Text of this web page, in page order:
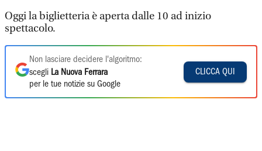
Oggi la biglietteria è aperta dalle 10 ad inizio
spettacolo.
Non lasciare decidere l'algoritmo:
scegli La Nuova Ferrara
per le tue notizie su Google
CLICCA QUI